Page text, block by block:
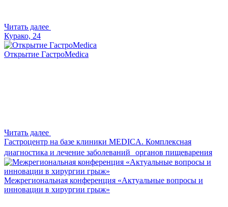
Читать далее
Курако, 24
Открытие ГастроMedica
Читать далее
Гастроцентр на базе клиники MEDICA. Комплексная
диагностика и лечение заболеваний органов пищеварения
Межрегиональная конференция «Актуальные вопросы и
инновации в хирургии грыж»